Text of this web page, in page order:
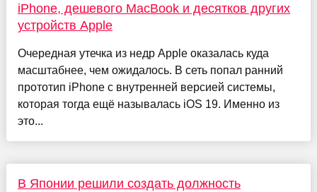
iPhone, дешевого MacBook и десятков других
устройств Apple
Очередная утечка из недр Apple оказалась куда
масштабнее, чем ожидалось. В сеть попал ранний
прототип iPhone с внутренней версией системы,
которая тогда ещё называлась iOS 19. Именно из
это...
В Японии решили создать должность